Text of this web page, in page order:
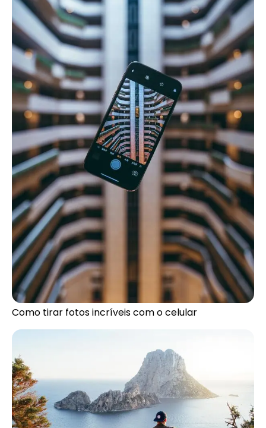
Como tirar fotos incríveis com o celular